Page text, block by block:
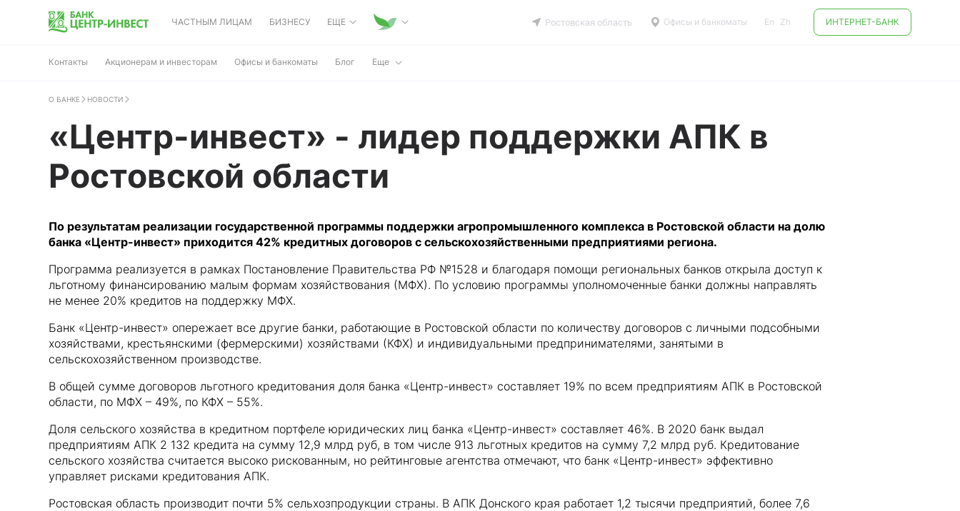
ЧАСТНЫМ ЛИЦАМ БИЗНЕСУ ЕЩЕ Ростовская область Офисы и банкоматы En Zh ИНТЕРНЕТ-БАНК
Контакты Акционерам и инвесторам Офисы и банкоматы Блог Еще
О БАНКЕ НОВОСТИ
«Центр-инвест» - лидер поддержки АПК в
Ростовской области
По результатам реализации государственной программы поддержки агропромышленного комплекса в Ростовской области на долю
банка «Центр-инвест» приходится 42% кредитных договоров с сельскохозяйственными предприятиями региона.
Программа реализуется в рамках Постановление Правительства РФ №1528 и благодаря помощи региональных банков открыла доступ к
льготному финансированию малым формам хозяйствования (МФХ). По условию программы уполномоченные банки должны направлять
не менее 20% кредитов на поддержку МФХ.
Банк «Центр-инвест» опережает все другие банки, работающие в Ростовской области по количеству договоров с личными подсобными
хозяйствами, крестьянскими (фермерскими) хозяйствами (КФХ) и индивидуальными предпринимателями, занятыми в
сельскохозяйственном производстве.
В общей сумме договоров льготного кредитования доля банка «Центр-инвест» составляет 19% по всем предприятиям АПК в Ростовской
области, по МФХ – 49%, по КФХ – 55%.
Доля сельского хозяйства в кредитном портфеле юридических лиц банка «Центр-инвест» составляет 46%. В 2020 банк выдал
предприятиям АПК 2 132 кредита на сумму 12,9 млрд руб, в том числе 913 льготных кредитов на сумму 7,2 млрд руб. Кредитование
сельского хозяйства считается высоко рискованным, но рейтинговые агентства отмечают, что банк «Центр-инвест» эффективно
управляет рисками кредитования АПК.
Ростовская область производит почти 5% сельхозпродукции страны. В АПК Донского края работает 1,2 тысячи предприятий, более 7,6